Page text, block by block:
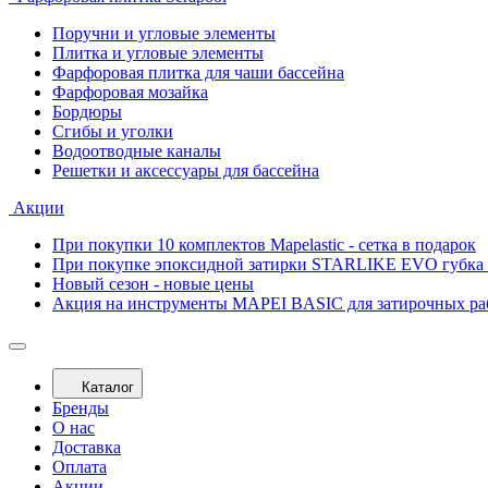
Поручни и угловые элементы
Плитка и угловые элементы
Фарфоровая плитка для чаши бассейна
Фарфоровая мозайка
Бордюры
Сгибы и уголки
Водоотводные каналы
Решетки и аксессуары для бассейна
Акции
При покупки 10 комплектов Mapelastic - сетка в подарок
При покупке эпоксидной затирки STARLIKE EVO губка
Новый сезон - новые цены
Акция на инструменты MAPEI BASIC для затирочных
Каталог
Бренды
О нас
Доставка
Оплата